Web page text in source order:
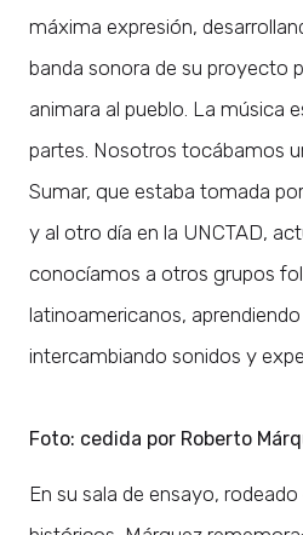
máxima expresión,
banda sonora de su proyecto
animara al pueblo. La música
partes. Nosotros tocábamos
Sumar, que estaba tomada
y al otro día en la UNCTAD,
conocíamos a otros grupos
latinoamericanos,
intercambiando sonidos y
Foto: cedida por Roberto
En su sala de ensayo,